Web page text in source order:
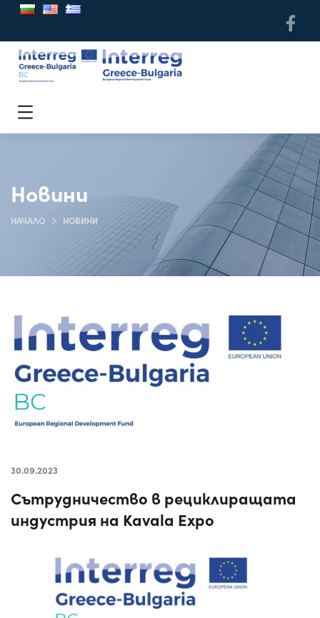
Новини
НАЧАЛО НОВИНИ
30.09.2023
Сътрудничество в рециклиращата
индустрия на Kavala Expo